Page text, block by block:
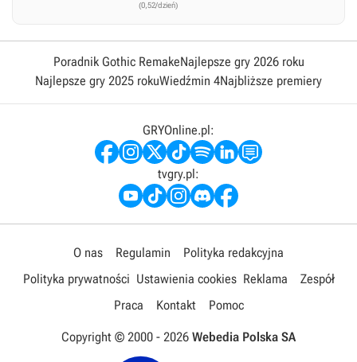
(0,52/dzień)
Poradnik Gothic RemakeNajlepsze gry 2026 roku
Najlepsze gry 2025 rokuWiedźmin 4Najbliższe premiery
GRYOnline.pl:
tvgry.pl:
O nas Regulamin
Polityka redakcyjna
Polityka prywatności Ustawienia cookies Reklama
Zespół
Praca
Kontakt Pomoc
Copyright © 2000 - 2026 Webedia Polska SA